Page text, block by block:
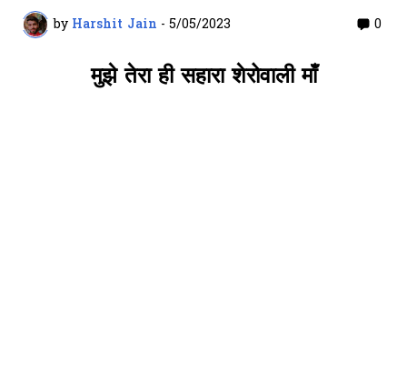
by Harshit Jain - 5/05/2023 0
मुझे तेरा ही सहारा शेरोवाली माँ